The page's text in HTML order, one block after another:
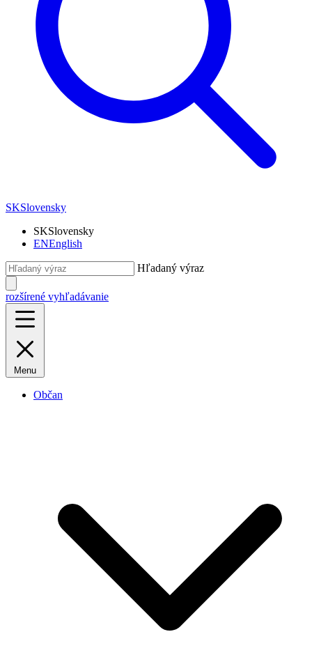
SKSlovensky
SKSlovensky
ENEnglish
Hľadaný výraz
rozšírené vyhľadávanie
Menu
Občan